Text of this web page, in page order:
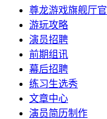
尊龙游戏旗舰厅
​游玩攻略
​演员招聘
​前期组讯
​幕后招聘
​练习生选秀
文章中心
演员简历制作